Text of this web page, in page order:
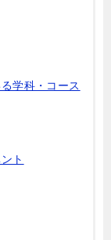
学科・コース
ト